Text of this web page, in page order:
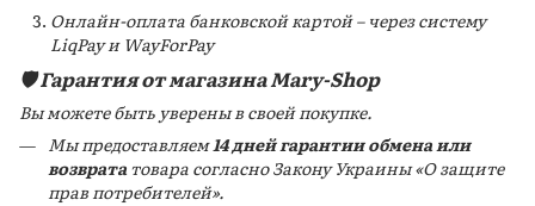
Онлайн-оплата банковской картой – через систему
LiqPay и WayForPay
🛡️ Гарантия от магазина Mary-Shop
Вы можете быть уверены в своей покупке.
Мы предоставляем14 дней гарантии обмена или
возврататовара согласно Закону Украины «О защите
прав потребителей».